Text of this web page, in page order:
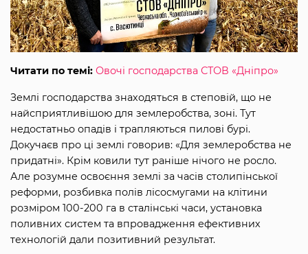
Читати по темі: Овочі господарства СТОВ «Дніпро»
Землі господарства знаходяться в степовій, що не
найсприятливішою для землеробства, зоні. Тут
недостатньо опадів і трапляються пилові бурі.
Докучаєв про ці землі говорив: «Для землеробства не
придатні». Крім ковили тут раніше нічого не росло.
Але розумне освоєння землі за часів столипінської
реформи, розбивка полів лісосмугами на клітини
розміром 100-200 га в сталінські часи, установка
поливних систем та впровадження ефективних
технологій дали позитивний результат.